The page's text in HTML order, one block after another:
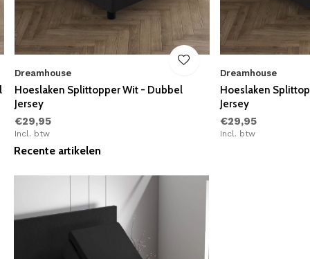
Dreamhouse
Hoeslaken Splittopper Wit - Dubbel
Jersey
€29,95
Incl. btw
Dreamhouse
Hoeslaken
Jersey
€29,95
Incl. btw
Recente artikelen